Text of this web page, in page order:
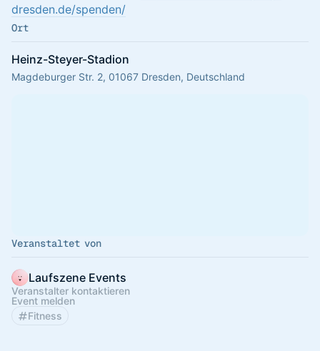
dresden.de/spenden/
Ort
Heinz-Steyer-Stadion
Magdeburger Str. 2, 01067 Dresden, Deutschland
Veranstaltet von
Laufszene Events
Veranstalter kontaktieren
Event melden
Fitness